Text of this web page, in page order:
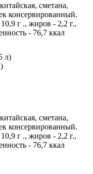
сметана,
консервированный.
г ., жиров - 2,2 г.,
- 76,7 ккал
сметана,
консервированный.
г ., жиров - 2,2 г.,
- 76,7 ккал